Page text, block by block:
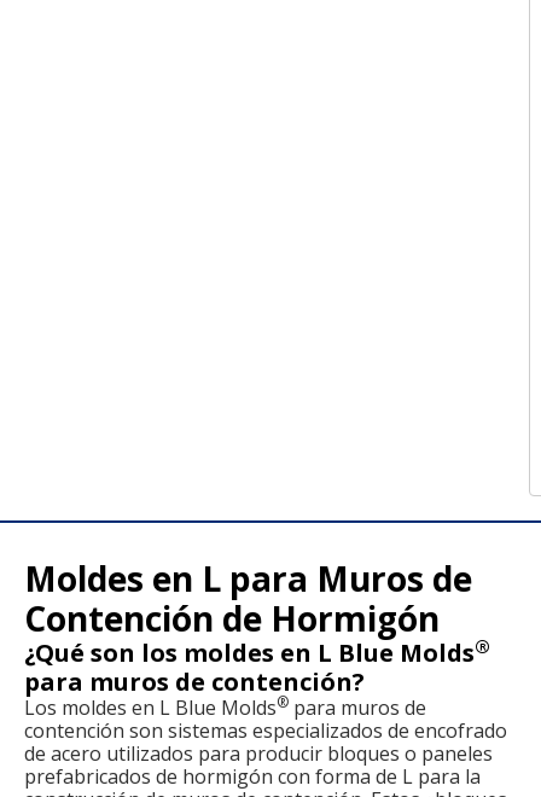
Moldes en L para Muros de
Contención de Hormigón
¿Qué son los moldes en L Blue Molds®
para muros de contención?
Los moldes en L Blue Molds® para muros de
contención son sistemas especializados de encofrado
de acero utilizados para producir bloques o paneles
prefabricados de hormigón con forma de L para la